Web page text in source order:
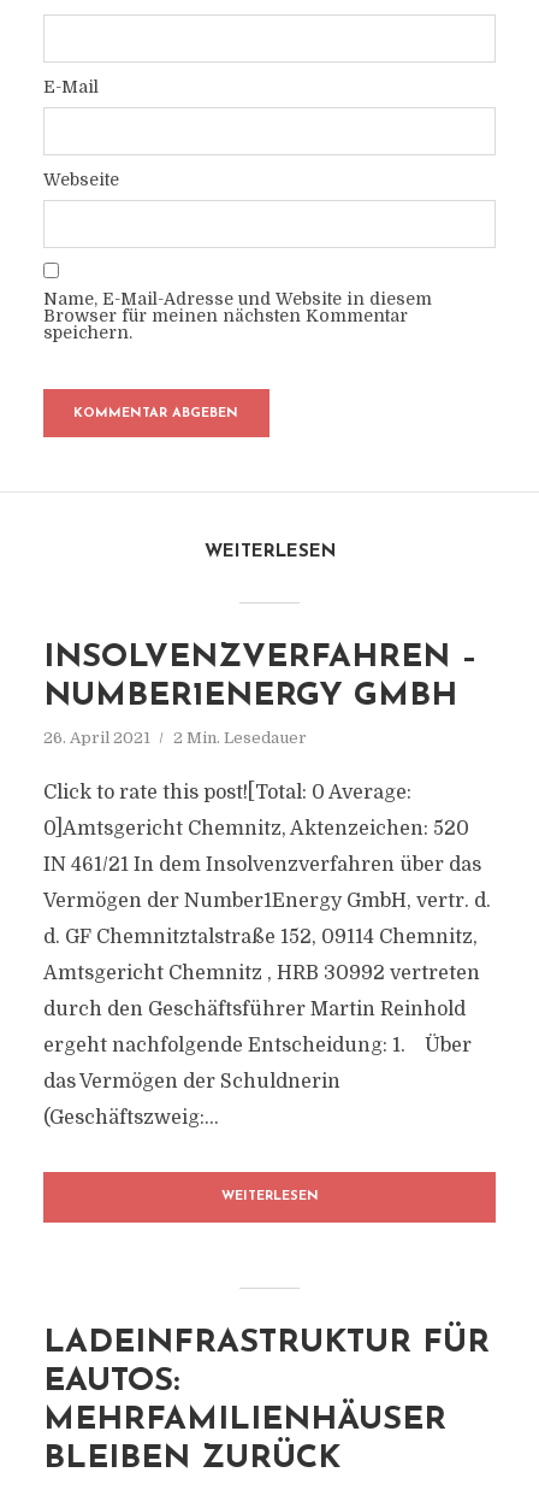
E-Mail
Webseite
Name, E-Mail-Adresse und Website in diesem
Browser für meinen nächsten Kommentar
speichern.
WEITERLESEN
INSOLVENZVERFAHREN –
NUMBER1ENERGY GMBH
26. April 2021 2 Min. Lesedauer
Click to rate this post![Total: 0 Average:
0]Amtsgericht Chemnitz, Aktenzeichen: 520
IN 461/21 In dem Insolvenzverfahren über das
Vermögen der Number1Energy GmbH, vertr. d.
d. GF Chemnitztalstraße 152, 09114 Chemnitz,
Amtsgericht Chemnitz , HRB 30992 vertreten
durch den Geschäftsführer Martin Reinhold
ergeht nachfolgende Entscheidung: 1. Über
das Vermögen der Schuldnerin
(Geschäftszweig:...
WEITERLESEN
LADEINFRASTRUKTUR FÜR
EAUTOS:
MEHRFAMILIENHÄUSER
BLEIBEN ZURÜCK